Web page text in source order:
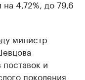
4,72%, до 79,6
министр
и
поколения